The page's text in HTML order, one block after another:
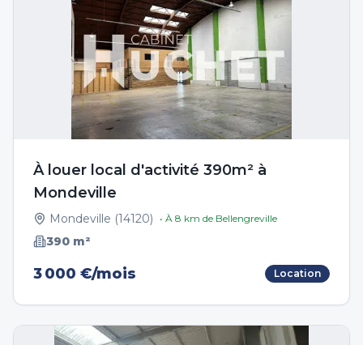
À louer local d'activité 390m² à
Mondeville
Mondeville (14120) • À 8 km de Bellengreville
390 m²
3 000 €/mois Location